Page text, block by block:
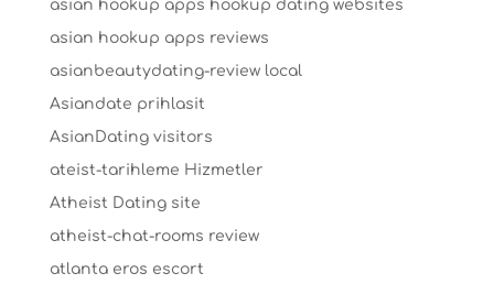
asian hookup apps hookup dating websites
asian hookup apps reviews
asianbeautydating-review local
Asiandate prihlasit
AsianDating visitors
ateist-tarihleme Hizmetler
Atheist Dating site
atheist-chat-rooms review
atlanta eros escort